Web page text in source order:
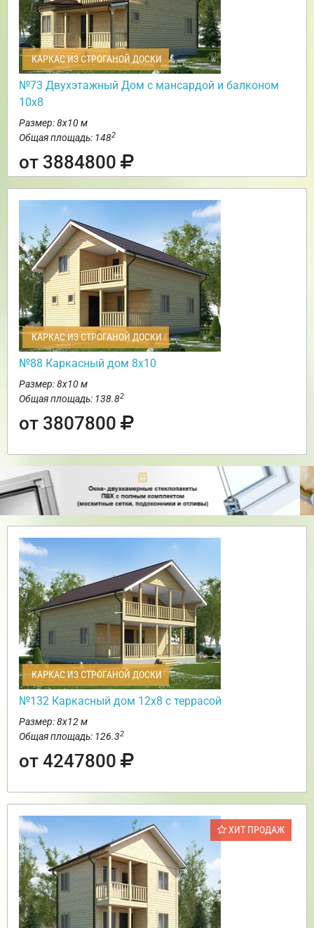
КАРКАС ИЗ СТРОГАНОЙ ДОСКИ
№73 Двухэтажный Дом с мансардой и балконом
10х8
Размер: 8х10 м
Общая площадь: 1482
от 3884800
КАРКАС ИЗ СТРОГАНОЙ ДОСКИ
№88 Каркасный дом 8х10
Размер: 8х10 м
Общая площадь: 138.82
от 3807800
КАРКАС ИЗ СТРОГАНОЙ ДОСКИ
№132 Каркасный дом 12х8 с террасой
Размер: 8х12 м
Общая площадь: 126.32
от 4247800
ХИТ ПРОДАЖ